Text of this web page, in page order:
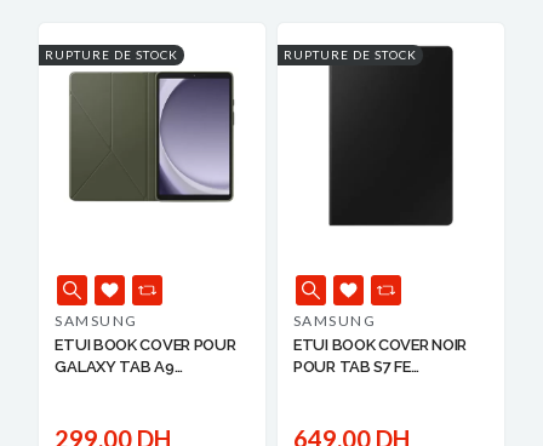
RUPTURE DE STOCK
SAMSUNG
ETUI BOOK COVER POUR
GALAXY TAB A9
299,00 DH
RUPTURE DE STOCK
SAMSUNG
ETUI BOOK COVER NOIR
POUR TAB S7 FE
649,00 DH